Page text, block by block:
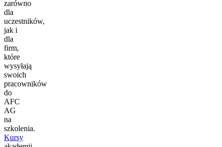
zarówno
dla
uczestników,
jak i
dla
firm,
które
wysyłają
swoich
pracowników
do
AFC
AG
na
szkolenia.
Kursy